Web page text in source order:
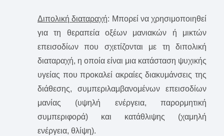
Διπολική διαταραχή: Μπορεί να χρησιμοποιηθεί
για τη θεραπεία οξέων μανιακών ή μικτών
επεισοδίων που σχετίζονται με τη διπολική
διαταραχή, η οποία είναι μια κατάσταση ψυχικής
υγείας που προκαλεί ακραίες διακυμάνσεις της
διάθεσης, συμπεριλαμβανομένων επεισοδίων
μανίας (υψηλή ενέργεια, παρορμητική
συμπεριφορά) και κατάθλιψης (χαμηλή
ενέργεια, θλίψη).